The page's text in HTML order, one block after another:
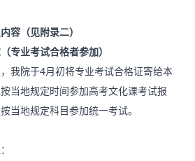
（见附录二）
业考试合格者参加）
院于4月初将专业考试合格证寄给本
当地规定时间参加高考文化课考试报
当地规定科目参加统一考试。